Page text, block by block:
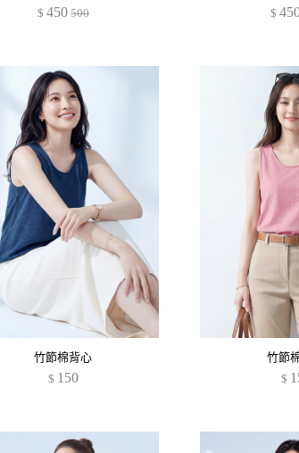
$ 450 500
$
竹節棉背心
$ 150
竹節
$